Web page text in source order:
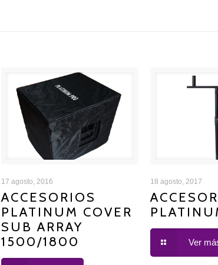
ACCESORIOS PLATINUM
COVER SUB ARRAY 1500/1800
17 agosto, 2016
ACCESORIOS
PLATINUM COVER
SUB ARRAY
1500/1800
18 agosto, 2017
Ver